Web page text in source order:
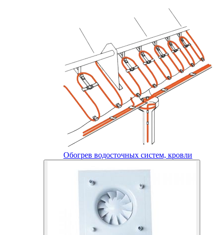
Обогрев водосточных систем, кровли